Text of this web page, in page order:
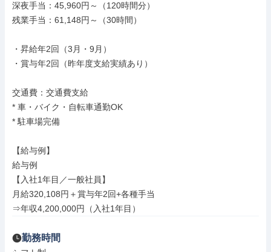
深夜手当：45,960円～（120時間分）
残業手当：61,148円～（30時間）
・昇給年2回（3月・9月）
・賞与年2回（昨年度支給実績あり）
交通費：交通費支給
* 車・バイク・自転車通勤OK
* 駐車場完備
【給与例】
給与例
【入社1年目／一般社員】
月給320,108円＋賞与年2回+各種手当
⇒年収4,200,000円（入社1年目）
勤務時間